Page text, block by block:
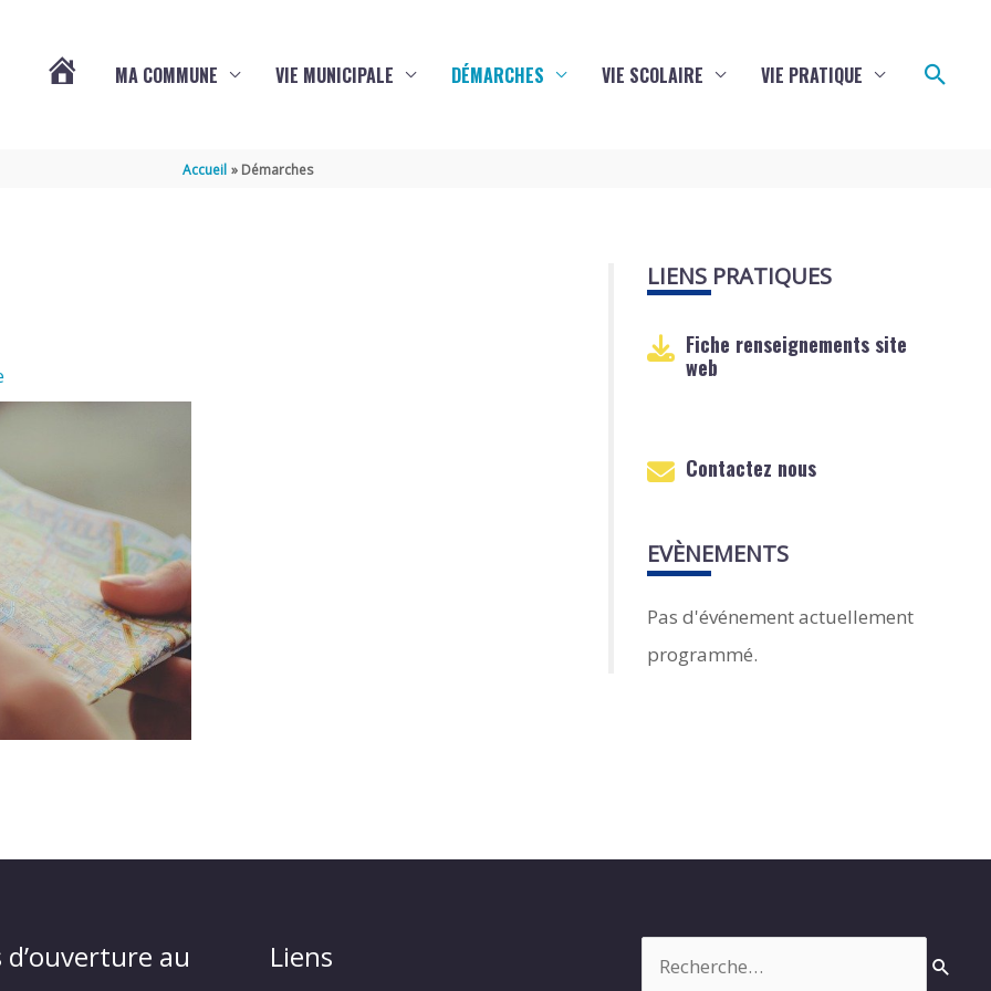
MA COMMUNE VIE MUNICIPALE DÉMARCHES VIE SCOLAIRE VIE PRATIQUE
Accueil Démarches
LIENS PRATIQUES
Fiche renseignements site
web
Contactez nous
EVÈNEMENTS
Pas d'événement actuellement
programmé.
au
Liens